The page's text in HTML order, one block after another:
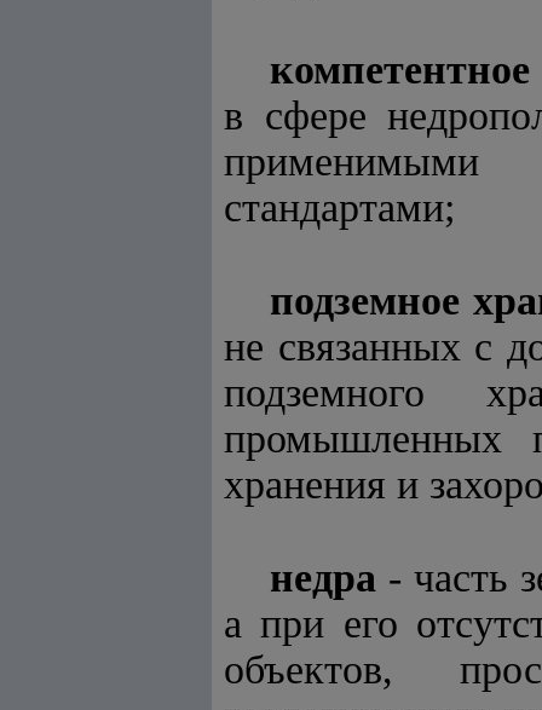
в сфере
применимыми
стандартами;
подземное
не связанных с
подземного
промышленных
хранения и
недра - часть
а при его
объектов,